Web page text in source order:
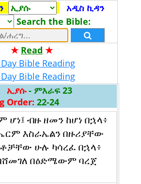
አዲስ ኪዳን
Search the Bible:
★ Read ★
Bible Reading
Bible Reading
ኢያሱ- ምእራፍ 23
Order: 22-24
ሆነ፤ ብዙ ዘመን ከሆነ በኋላ፥
እስራኤልን በዙሪያቸው
ሁሉ ካሳረፈ በኋላ፥
በዕድሜውም ባረጀ